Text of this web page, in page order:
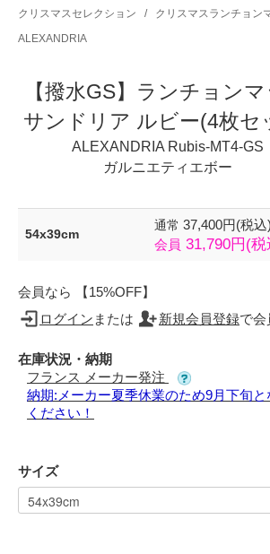
クリスマスセレクション
/
クリスマスランチョン
ALEXANDRIA
【撥水GS】ランチョン
サンドリア ルビー(4枚セ
ALEXANDRIA Rubis-MT4-GS
ガルニエティエボー
54x39cm
通常 37,400円(税込)
会員 31,790円(税
会員なら 【15%OFF】
ログイン または 新規会員登録で会
在庫状況・納期
フランス メーカー発注
納期:メーカー夏季休業のため9月下旬
ください！
サイズ